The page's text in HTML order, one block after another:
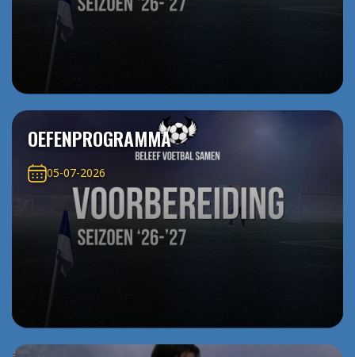
OEFENPROGRAMMA
05-07-2026